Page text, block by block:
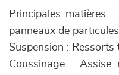
Principales matières
panneaux de particules
Suspension : Ressorts
Coussinage :